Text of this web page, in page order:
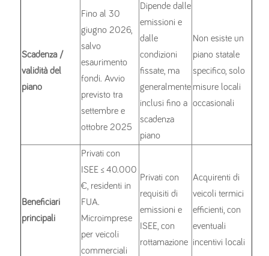
Scadenza /
validità del
piano
Fino al 30
giugno 2026,
salvo
esaurimento
fondi. Avvio
previsto tra
settembre e
ottobre 2025
Dipende dalle
emissioni e
dalle
condizioni
fissate, ma
generalmente
inclusi fino a
scadenza
piano
Non esiste un
piano statale
specifico, solo
misure locali
occasionali
Beneficiari
principali
Privati con
ISEE ≤ 40.000
€, residenti in
FUA.
Microimprese
per veicoli
commerciali
Privati con
requisiti di
emissioni e
ISEE, con
rottamazione
Acquirenti di
veicoli termici
efficienti, con
eventuali
incentivi locali